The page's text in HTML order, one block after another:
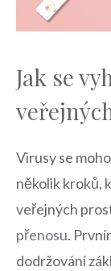
Jak se
Virusy se
několik kroků,
veřejných
přenosu.
dodržování